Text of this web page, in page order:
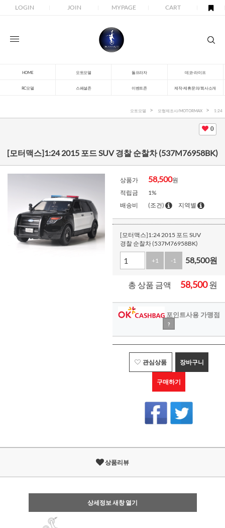
LOGIN JOIN MYPAGE CART
HOME 오토모델 돌프라자 데코-라이프
RC모델 스페셜존 이벤트존 제작-제휴문의/회사소개
오토모델 모형제조사/MOTORMAX 1:24
0
[모터맥스]1:24 2015 포드 SUV 경찰 순찰차 (537M76958BK)
상품가 58,500원
적립금
1%
배송비
(조건) 지역별
[모터맥스]1:24 2015 포드 SUV
경찰 순찰차 (537M76958BK)
+1 -1 58,500원
총 상품 금액 58,500원
포인트사용 가맹점
?
관심상품 장바구니
구매하기
상품리뷰
상세정보 새창 열기